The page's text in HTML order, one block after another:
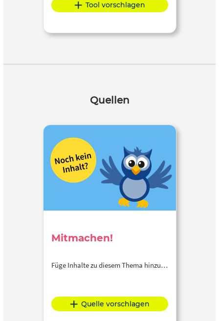
Tool vorschlagen
Quellen
Mitmachen!
Füge Inhalte zu diesem Thema hinzu…
Quelle vorschlagen